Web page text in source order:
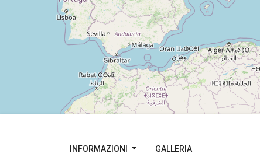
INFORMAZIONI GALLERIA